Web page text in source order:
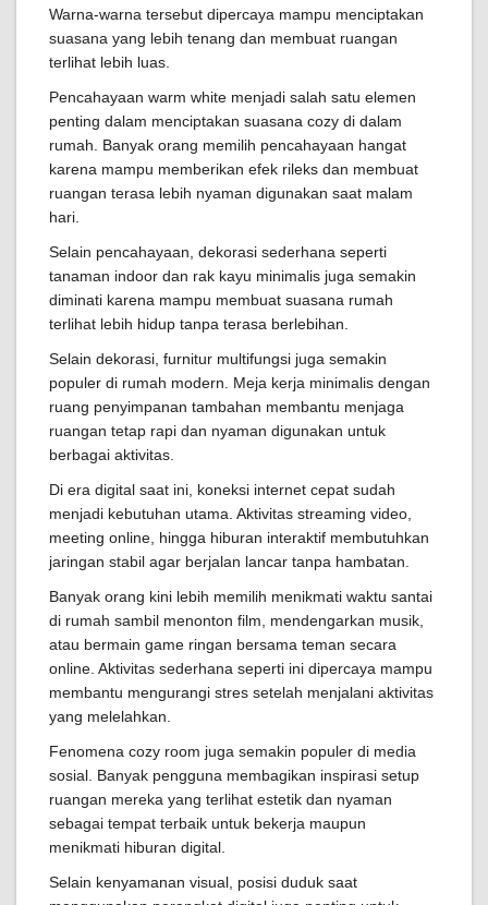
Warna-warna tersebut dipercaya mampu menciptakan
suasana yang lebih tenang dan membuat ruangan
terlihat lebih luas.
Pencahayaan warm white menjadi salah satu elemen
penting dalam menciptakan suasana cozy di dalam
rumah. Banyak orang memilih pencahayaan hangat
karena mampu memberikan efek rileks dan membuat
ruangan terasa lebih nyaman digunakan saat malam
hari.
Selain pencahayaan, dekorasi sederhana seperti
tanaman indoor dan rak kayu minimalis juga semakin
diminati karena mampu membuat suasana rumah
terlihat lebih hidup tanpa terasa berlebihan.
Selain dekorasi, furnitur multifungsi juga semakin
populer di rumah modern. Meja kerja minimalis dengan
ruang penyimpanan tambahan membantu menjaga
ruangan tetap rapi dan nyaman digunakan untuk
berbagai aktivitas.
Di era digital saat ini, koneksi internet cepat sudah
menjadi kebutuhan utama. Aktivitas streaming video,
meeting online, hingga hiburan interaktif membutuhkan
jaringan stabil agar berjalan lancar tanpa hambatan.
Banyak orang kini lebih memilih menikmati waktu santai
di rumah sambil menonton film, mendengarkan musik,
atau bermain game ringan bersama teman secara
online. Aktivitas sederhana seperti ini dipercaya mampu
membantu mengurangi stres setelah menjalani aktivitas
yang melelahkan.
Fenomena cozy room juga semakin populer di media
sosial. Banyak pengguna membagikan inspirasi setup
ruangan mereka yang terlihat estetik dan nyaman
sebagai tempat terbaik untuk bekerja maupun
menikmati hiburan digital.
Selain kenyamanan visual, posisi duduk saat